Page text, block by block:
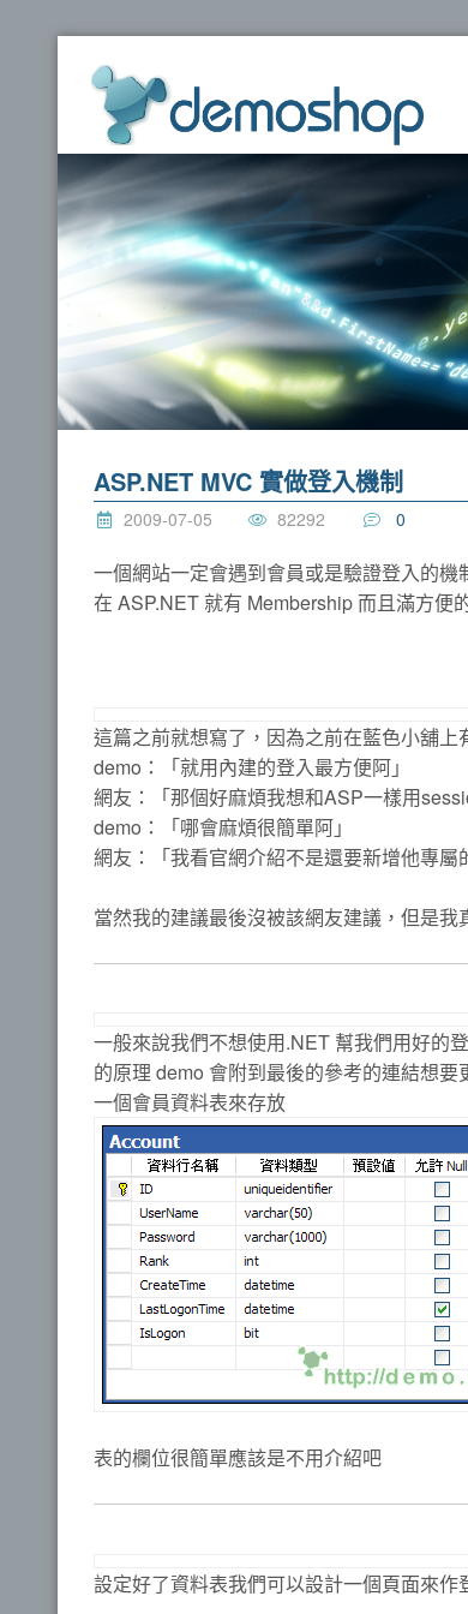
ASP.NET MVC 實做登入機制
2009-07-05 82292 0
一個網站一定會遇到會員或是驗證登入的
在 ASP.NET 就有 Membership 而且滿方便
這篇之前就想寫了，因為之前在藍色小舖
demo：「就用內建的登入最方便阿」
網友：「那個好麻煩我想和ASP一樣用
demo：「哪會麻煩很簡單阿」
網友：「我看官網介紹不是還要新增他專屬
當然我的建議最後沒被該網友建議，但是
一般來說我們不想使用.NET 幫我們用好的
的原理 demo 會附到最後的參考的連結想
一個會員資料表來存放
表的欄位很簡單應該是不用介紹吧
設定好了資料表我們可以設計一個頁面來作